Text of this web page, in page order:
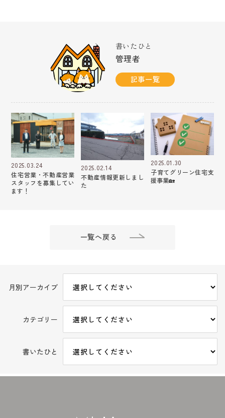
書いたひと
管理者
記事一覧
2025.03.24
住宅営業・不動産営業
スタッフを募集してい
ます！
2025.02.14
不動産情報更新しまし
た
2025.01.30
子育てグリーン住宅支
援事業🏡
一覧へ戻る
月別アーカイブ
カテゴリー
書いたひと